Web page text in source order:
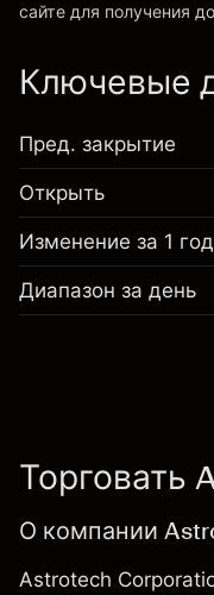
сайте для получения
Ключевые
Пред. закрытие
Открыть
Изменение за 1 год
Диапазон за день
Торговать
О компании
Astrotech